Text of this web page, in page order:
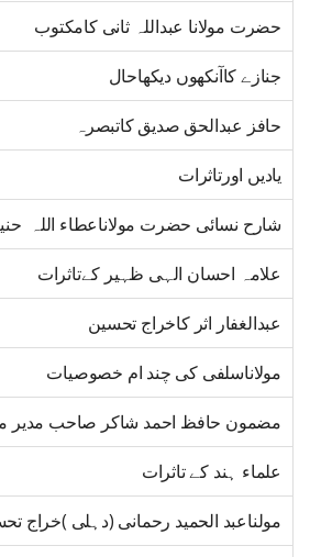
حضرت مولانا عبداللہ ثانی کامکتوب
جنازے کاآنکھوں دیکھاحال
حافز عبدالحق صدیق کاتبصرہ
یادیں اورتاثرات
شارح نسائی حضرت مولاناعطاء اللہ
علامہ احسان الہی ظہیر کےتاثرات
عبدالغفار اثر کاخراج تحسین
مولاناسلفی کی چند ام خصوصیات
مضمون حافظ احمد شاکر صاحب مدیر
علماء ہند کے تاثرات
مولناعبد الحمید رحمانی (دہلی )خراج